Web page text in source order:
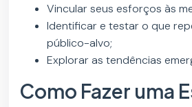
Vincular seus esforços às
Identificar e testar o que
público-alvo;
Explorar as tendências
Como Fazer uma